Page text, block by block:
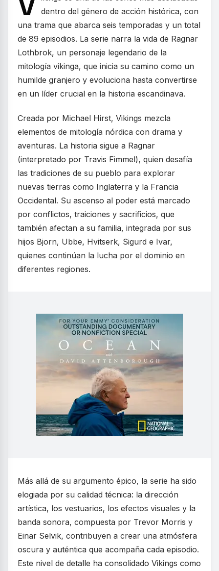
dentro del género de acción histórica, con
una trama que abarca seis temporadas y un total
de 89 episodios. La serie narra la vida de Ragnar
Lothbrok, un personaje legendario de la
mitología vikinga, que inicia su camino como un
humilde granjero y evoluciona hasta convertirse
en un líder crucial en la historia escandinava.
Creada por Michael Hirst, Vikings mezcla
elementos de mitología nórdica con drama y
aventuras. La historia sigue a Ragnar
(interpretado por Travis Fimmel), quien desafía
las tradiciones de su pueblo para explorar
nuevas tierras como Inglaterra y la Francia
Occidental. Su ascenso al poder está marcado
por conflictos, traiciones y sacrificios, que
también afectan a su familia, integrada por sus
hijos Bjorn, Ubbe, Hvitserk, Sigurd e Ivar,
quienes continúan la lucha por el dominio en
diferentes regiones.
Más allá de su argumento épico, la serie ha sido
elogiada por su calidad técnica: la dirección
artística, los vestuarios, los efectos visuales y la
banda sonora, compuesta por Trevor Morris y
Einar Selvik, contribuyen a crear una atmósfera
oscura y auténtica que acompaña cada episodio.
Este nivel de detalle ha consolidado Vikings como